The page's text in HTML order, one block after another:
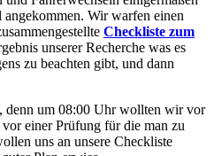
angekommen. Wir warfen einen
Checkliste zum
unserer Recherche was es
zu beachten gibt, und dann
denn um 08:00 Uhr wollten wir vor
einer Prüfung für die man zu
uns an unsere Checkliste